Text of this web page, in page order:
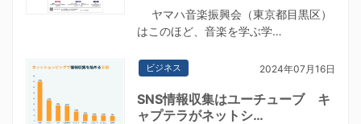
ヤマハ音楽振興会（東京都目黒区）
はこのほど、音楽を学ぶ学…
ビジネス 2024年07月16日
SNS情報収集はユーチューブ キ
ャプテラがネットシ…